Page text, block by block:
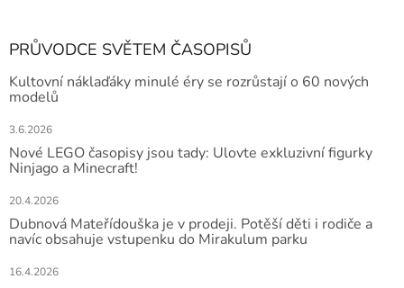
PRŮVODCE SVĚTEM ČASOPISŮ
Kultovní náklaďáky minulé éry se rozrůstají o 60 nových
modelů
3.6.2026
Nové LEGO časopisy jsou tady: Ulovte exkluzivní figurky
Ninjago a Minecraft!
20.4.2026
Dubnová Mateřídouška je v prodeji. Potěší děti i rodiče a
navíc obsahuje vstupenku do Mirakulum parku
16.4.2026